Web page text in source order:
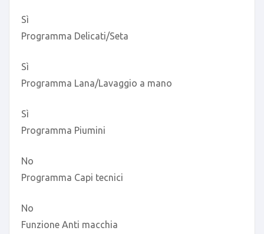
Sì
Programma Delicati/Seta
Sì
Programma Lana/Lavaggio a mano
Sì
Programma Piumini
No
Programma Capi tecnici
No
Funzione Anti macchia